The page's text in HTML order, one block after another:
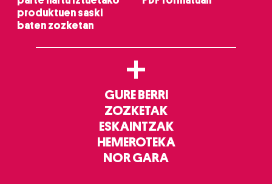
produktuen saski
baten zozketan
+
GURE BERRI
ZOZKETAK
ESKAINTZAK
HEMEROTEKA
NOR GARA